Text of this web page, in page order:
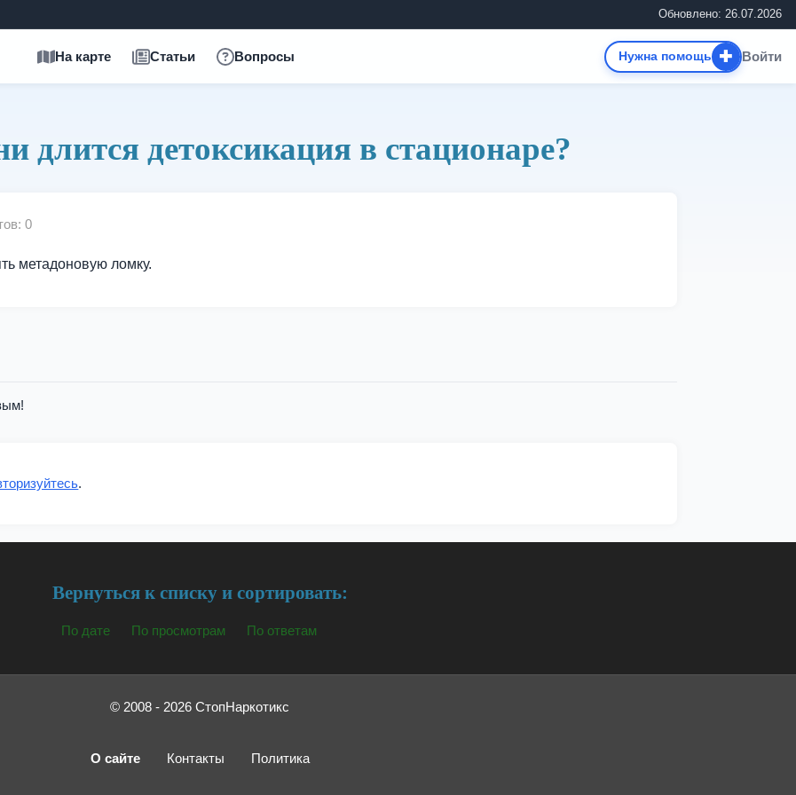
Обновлено: 26.07.2026
На карте Статьи Вопросы Нужна помощь ✚ Войти
длится детоксикация в стационаре?
0
метадоновую ломку.
.
Вернуться к списку и сортировать:
По дате По просмотрам По ответам
© 2008 - 2026 СтопНаркотикс
О сайте Контакты Политика